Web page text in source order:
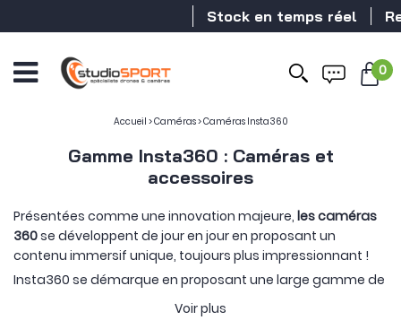
Stock en temps réel
0
Accueil >Caméras>Caméras Insta360
Gamme Insta360 : Caméras et
accessoires
Présentées comme une innovation majeure, les caméras
360se développent de jour en jour en proposant un
contenu immersif unique, toujours plus impressionnant !
Insta360 se démarque en proposant une large gamme de
caméras. On retrouve des modèles spécifiques pour une
Insta360 ONE Rs Twin Edition, Insta360 ONE
Voir plus